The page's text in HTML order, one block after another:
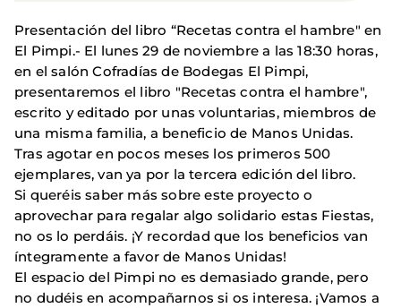
Presentación del libro “Recetas contra el hambre" en
El Pimpi.- El lunes 29 de noviembre a las 18:30 horas,
en el salón Cofradías de Bodegas El Pimpi,
presentaremos el libro "Recetas contra el hambre",
escrito y editado por unas voluntarias, miembros de
una misma familia, a beneficio de Manos Unidas.
Tras agotar en pocos meses los primeros 500
ejemplares, van ya por la tercera edición del libro.
Si queréis saber más sobre este proyecto o
aprovechar para regalar algo solidario estas Fiestas,
no os lo perdáis. ¡Y recordad que los beneficios van
íntegramente a favor de Manos Unidas!
El espacio del Pimpi no es demasiado grande, pero
no dudéis en acompañarnos si os interesa. ¡Vamos a